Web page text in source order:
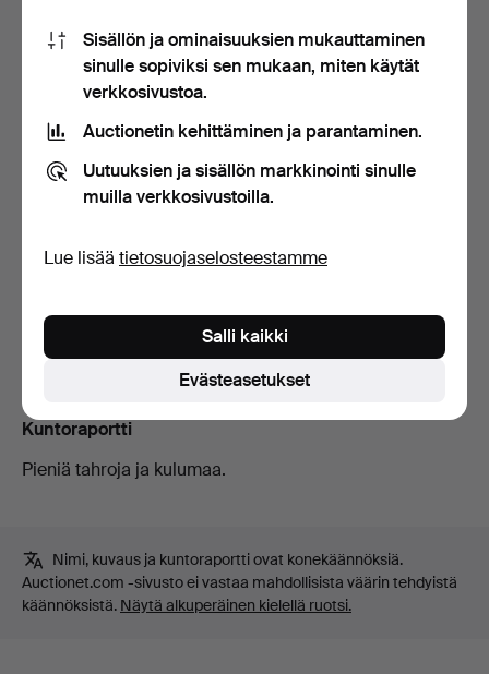
6 touko, 10:44 254 USD
5 touko, 03:08 233 USD
Näytä kaikki 24 tarjousta
Kuvaus
istuinkorkeus n. 38, selkänojan korkeus n. 90, pituus n.
192 cm.
Kuntoraportti
Pieniä tahroja ja kulumaa.
Nimi, kuvaus ja kuntoraportti ovat konekäännöksiä.
Auctionet.com -sivusto ei vastaa mahdollisista väärin tehdyistä
käännöksistä. Näytä alkuperäinen kielellä ruotsi.
Sisällön ja ominaisuuksien mukauttaminen
sinulle sopiviksi sen mukaan, miten käytät
verkkosivustoa.
Auctionetin kehittäminen ja parantaminen.
Uutuuksien ja sisällön markkinointi sinulle
muilla verkkosivustoilla.
Lue lisää tietosuojaselosteestamme
Evästeasetukset
Salli kaikki